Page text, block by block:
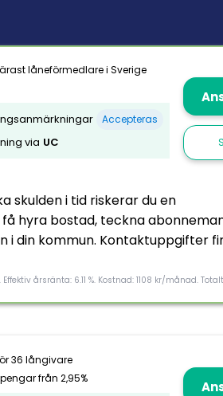
låneförmedlare i Sverige
Accepteras
via UC
skulden i tid riskerar du en
hyra bostad, teckna
i din kommun. Kontaktuppgifter
årsränta: 6.11 %. Kostnad: 1108 kr/månad.
36 långivare
från 2,95%